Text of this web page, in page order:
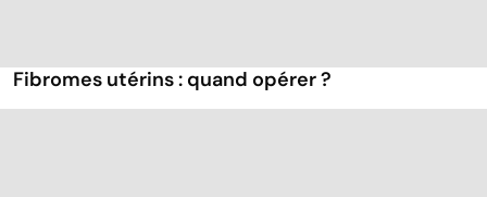
Fibromes utérins : quand opérer ?